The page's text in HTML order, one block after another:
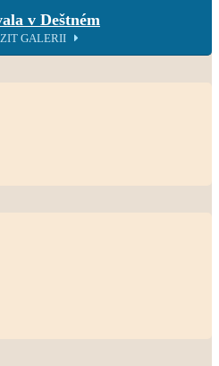
v Deštném
GALERII